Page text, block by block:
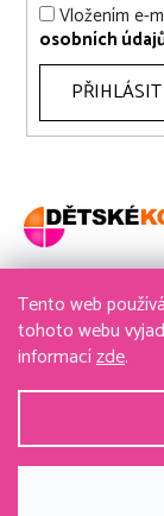
Tento web
tohoto webu
informacízde.
Vložením e-
osobních
736
Vytvořil